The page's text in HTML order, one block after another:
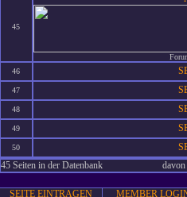
45
46
47
48
49
50
45 Seiten in der Datenbank
SEITE EINTRAGEN MEMBER